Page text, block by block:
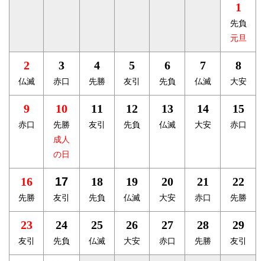
1
先負
元旦
2
仏滅
3
赤口
4
先勝
5
友引
6
先負
7
仏滅
8
大安
9
赤口
10
先勝
成人
の日
11
友引
12
先負
13
仏滅
14
大安
15
赤口
16
先勝
17
友引
18
先負
19
仏滅
20
大安
21
赤口
22
先勝
23
友引
24
先負
25
仏滅
26
大安
27
赤口
28
先勝
29
友引